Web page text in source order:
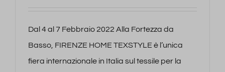
Dal 4 al 7 Febbraio 2022 Alla Fortezza da
Basso, FIRENZE HOME TEXSTYLE è l’unica
fiera internazionale in Italia sul tessile per la